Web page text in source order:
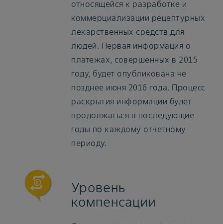
относящейся к разработке и
коммерциализации рецептурных
лекарственных средств для
людей. Первая информация о
платежах, совершенных в 2015
году, будет опубликована не
позднее июня 2016 года. Процесс
раскрытия информации будет
продолжаться в последующие
годы по каждому отчетному
периоду.
Уровень
компенсации